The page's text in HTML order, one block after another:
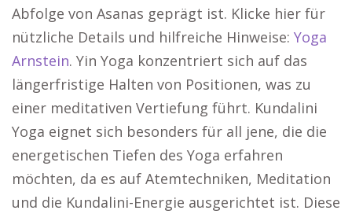
Abfolge von Asanas geprägt ist. Klicke hier für
nützliche Details und hilfreiche Hinweise: Yoga
Arnstein. Yin Yoga konzentriert sich auf das
längerfristige Halten von Positionen, was zu
einer meditativen Vertiefung führt. Kundalini
Yoga eignet sich besonders für all jene, die die
energetischen Tiefen des Yoga erfahren
möchten, da es auf Atemtechniken, Meditation
und die Kundalini-Energie ausgerichtet ist. Diese